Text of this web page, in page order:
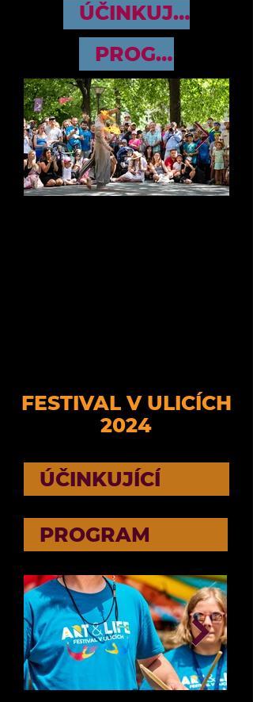
ÚČINKUJÍCÍ
PROGRAM
FESTIVAL V ULICÍCH
2024
ÚČINKUJÍCÍ
PROGRAM